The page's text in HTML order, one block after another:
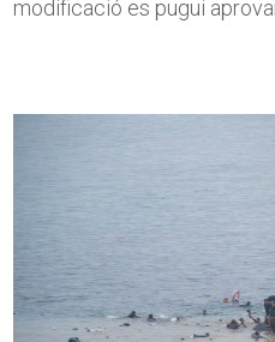
modificació es pugui